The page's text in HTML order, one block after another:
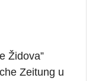
Židova”
Zeitung u